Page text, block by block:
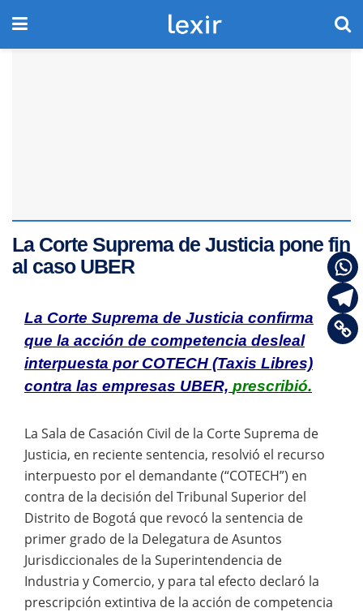
La Corte Suprema de Justicia pone fin
al caso UBER
La Corte Suprema de Justicia confirma
que la acción de competencia desleal
interpuesta por COTECH (Taxis Libres)
contra las empresas UBER, prescribió.
La Sala de Casación Civil de la Corte Suprema de
Justicia, en reciente sentencia, resolvió el recurso
interpuesto por el demandante (“COTECH”) en
contra de la decisión del Tribunal Superior del
Distrito de Bogotá que revocó la sentencia de
primer grado de la Delegatura de Asuntos
Jurisdiccionales de la Superintendencia de
Industria y Comercio, y para tal efecto declaró la
prescripción extintiva de la acción de competencia